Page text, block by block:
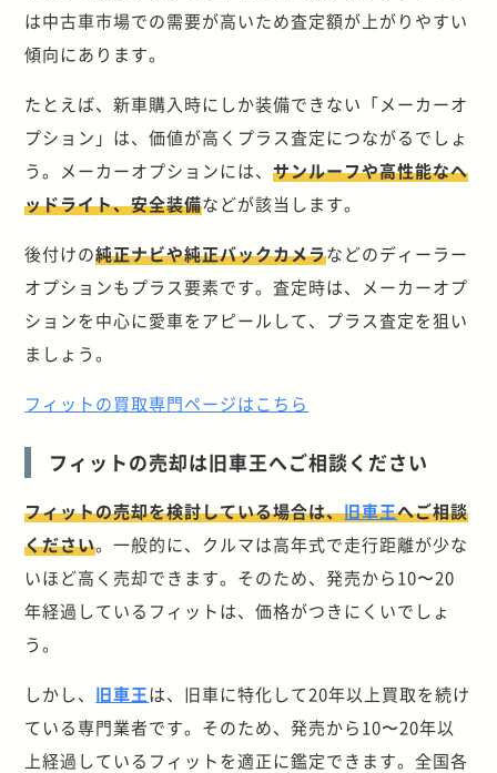
は中古車市場での需要が高いため査定額が上がりやすい
傾向にあります。
たとえば、新車購入時にしか装備できない「メーカーオ
プション」は、価値が高くプラス査定につながるでしょ
う。メーカーオプションには、サンルーフや高性能なヘ
ッドライト、安全装備などが該当します。
後付けの純正ナビや純正バックカメラなどのディーラー
オプションもプラス要素です。査定時は、メーカーオプ
ションを中心に愛車をアピールして、プラス査定を狙い
ましょう。
フィットの買取専門ページはこちら
フィットの売却は旧車王へご相談ください
フィットの売却を検討している場合は、旧車王へご相談
ください。一般的に、クルマは高年式で走行距離が少な
いほど高く売却できます。そのため、発売から10〜20
年経過しているフィットは、価格がつきにくいでしょ
う。
しかし、 旧車王は、旧車に特化して20年以上買取を続け
ている専門業者です。そのため、発売から10〜20年以
上経過しているフィットを適正に鑑定できます。全国各